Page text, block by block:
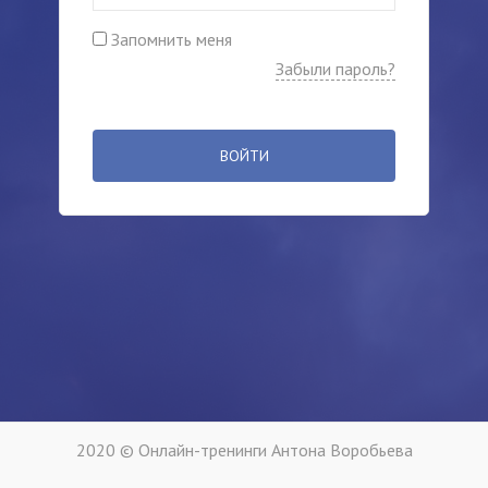
Запомнить меня
Забыли пароль?
ВОЙТИ
2020 © Онлайн-тренинги Антона Воробьева